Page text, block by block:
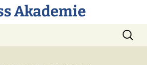
Akademie
Suchen
nach: